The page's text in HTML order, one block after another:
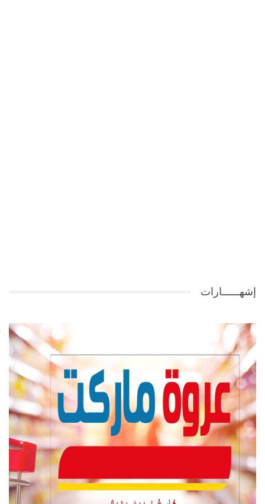
إشهــــــارات